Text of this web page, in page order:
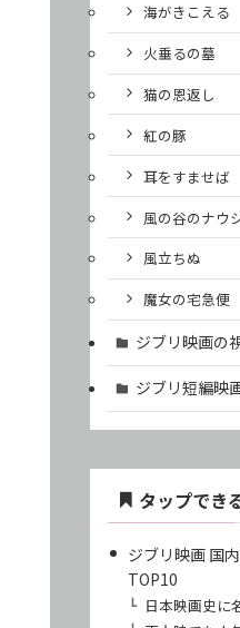
海がきこえる
火垂るの墓
猫の恩返し
紅の豚
耳をすませば
風の谷のナウ
風立ちぬ
魔女の宅急便
ジブリ映画の
ジブリ短編映
タップでき
ジブリ映画 国
TOP10
日本映画史に